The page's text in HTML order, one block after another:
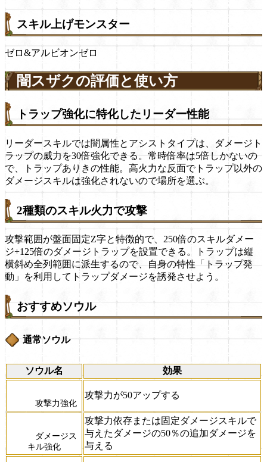
スキル上げモンスター
ゼロ&アルビオンゼロ
闇スザクの評価と使い方
トラップ強化に特化したリーダー性能
リーダースキルでは闇属性とアシストタイプは、ダメージト
ラップの威力を30倍強化できる。常時倍率は5倍しかないの
で、トラップありきの性能。高火力な反面でトラップ以外の
ダメージスキルは強化されないので場所を選ぶ。
2種類のスキル火力で攻撃
攻撃範囲が盤面固定Z字と特徴的で、250倍のスキルダメー
ジ+125倍のダメージトラップを設置できる。トラップは縦
横斜め全列範囲に派生するので、自身の特性「トラップ発
動」を利用してトラップダメージを誘発させよう。
おすすめソウル
通常ソウル
ソウル名 効果
攻撃力強化
攻撃力が50アップする
ダメージス
キル強化
攻撃力依存または固定ダメージスキルで
与えたダメージの50％の追加ダメージを
与える